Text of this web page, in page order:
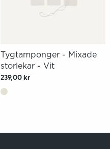
Tygtamponger - Mixade
storlekar - Vit
239,00 kr